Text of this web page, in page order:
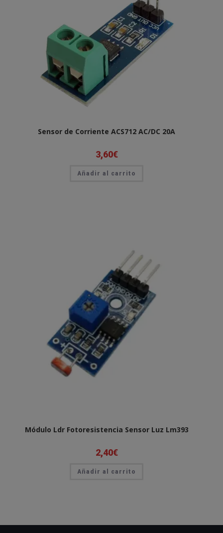
Sensor de Corriente ACS712 AC/DC 20A
3,60€
Añadir al carrito
Módulo Ldr Fotoresistencia Sensor Luz Lm393
2,40€
Añadir al carrito